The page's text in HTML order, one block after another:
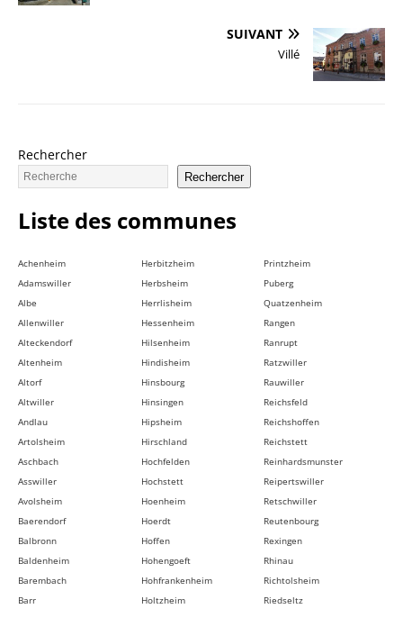
SUIVANT
Villé
Rechercher
Rechercher
Liste des communes
Achenheim
Adamswiller
Albe
Allenwiller
Alteckendorf
Altenheim
Altorf
Altwiller
Andlau
Artolsheim
Aschbach
Asswiller
Avolsheim
Baerendorf
Balbronn
Baldenheim
Barembach
Barr
Herbitzheim
Herbsheim
Herrlisheim
Hessenheim
Hilsenheim
Hindisheim
Hinsbourg
Hinsingen
Hipsheim
Hirschland
Hochfelden
Hochstett
Hoenheim
Hoerdt
Hoffen
Hohengoeft
Hohfrankenheim
Holtzheim
Printzheim
Puberg
Quatzenheim
Rangen
Ranrupt
Ratzwiller
Rauwiller
Reichsfeld
Reichshoffen
Reichstett
Reinhardsmunster
Reipertswiller
Retschwiller
Reutenbourg
Rexingen
Rhinau
Richtolsheim
Riedseltz